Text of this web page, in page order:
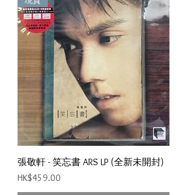
張敬軒 - 笑忘書 ARS LP (全新未開封)
價格
HK$459.00